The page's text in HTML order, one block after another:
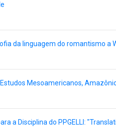
da linguagem do romantismo a
Mesoamericanos,
a Disciplina do PPGELLI: